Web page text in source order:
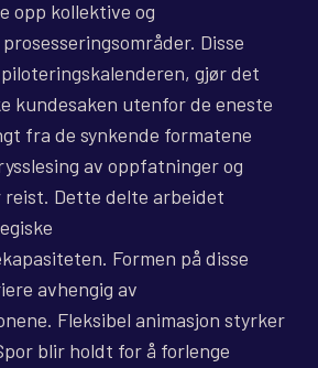
opp kollektive og
Disse
gjør det
kundesaken utenfor de eneste
fra de synkende formatene
av oppfatninger og
Dette delte arbeidet
Formen på disse
avhengig av
Fleksibel animasjon styrker
blir holdt for å forlenge